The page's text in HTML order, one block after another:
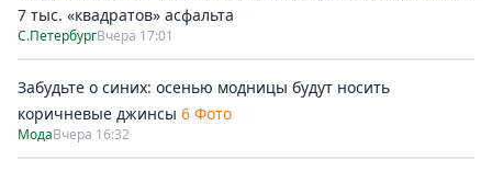
7 тыс. «квадратов» асфальта
С.ПетербургВчера 17:01
Забудьте о синих: осенью модницы будут носить
коричневые джинсы 6 Фото
МодаВчера 16:32